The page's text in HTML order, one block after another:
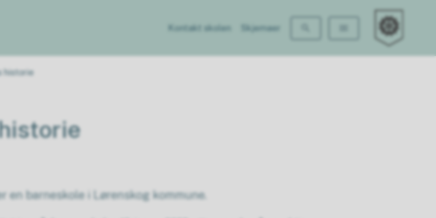
Kontakt skolen Skjemaer
Fjellhamar skole
historie
en barneskole i Lørenskog kommune.